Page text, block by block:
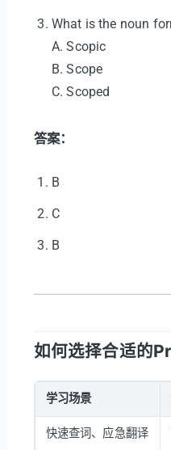
What is the noun
A. Scopic
B. Scope
C. Scoped
答案：
B
C
B
如何选择合适的
学习场景
快速查词、应急翻译